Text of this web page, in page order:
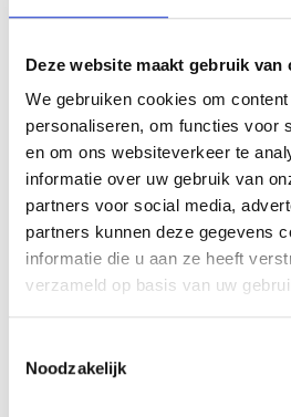
Deze website maakt gebruik van
We gebruiken cookies om
personaliseren, om functies voor
en om ons websiteverkeer te
informatie over uw gebruik van
partners voor social media,
partners kunnen deze gegevens
informatie die u aan ze heeft
verzameld op basis van uw
Noodzakelijk
omgeving.
Hoe werkt
Omgangsbegeleiding
door getrainde
Humanitas en door
jeugdhulporganisaties.
contactmomenten